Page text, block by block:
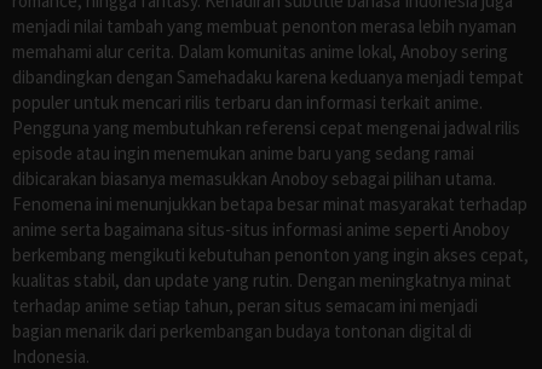
menjadi nilai tambah yang membuat penonton merasa lebih nyaman
memahami alur cerita. Dalam komunitas anime lokal, Anoboy sering
dibandingkan dengan Samehadaku karena keduanya menjadi tempat
populer untuk mencari rilis terbaru dan informasi terkait anime.
Pengguna yang membutuhkan referensi cepat mengenai jadwal rilis
episode atau ingin menemukan anime baru yang sedang ramai
dibicarakan biasanya memasukkan Anoboy sebagai pilihan utama.
Fenomena ini menunjukkan betapa besar minat masyarakat terhadap
anime serta bagaimana situs-situs informasi anime seperti Anoboy
berkembang mengikuti kebutuhan penonton yang ingin akses cepat,
kualitas stabil, dan update yang rutin. Dengan meningkatnya minat
terhadap anime setiap tahun, peran situs semacam ini menjadi
bagian menarik dari perkembangan budaya tontonan digital di
Indonesia.